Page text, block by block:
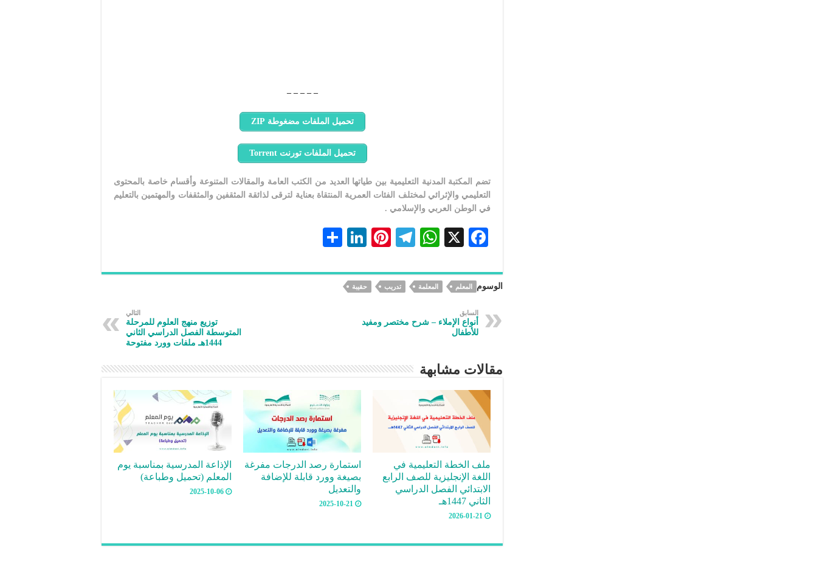
– – – – –
تحميل الملفات مضغوطة ZIP
تحميل الملفات تورنت Torrent
تضم المكتبة المدنية التعليمية بين طياتها العديد من الكتب العامة والمقالات المتنوعة وأقسام خاصة بالمحتوى
التعليمي والإثرائي لمختلف الفئات العمرية المنتقاة بعناية لترقى لذائقة المثقفين والمثقفات والمهتمين بالتعليم
في الوطن العربي والإسلامي .
F
eb
oo
k
X
W
at
s
A
p
Te
gr
a
Pi
er
es
t
Li
ke
dI
ar
الوسوم المعلم المعلمة تدريب حقيبة
السابق
أنواع الإملاء – شرح مختصر ومفيد
للأطفال
التالي
توزيع منهج العلوم للمرحلة
المتوسطة الفصل الدراسي الثاني
1444هـ ملفات وورد مفتوحة
مقالات مشابهة
ملف الخطة التعليمية في
اللغة الإنجليزية للصف الرابع
الابتدائي الفصل الدراسي
الثاني 1447هـ
2026-01-21
استمارة رصد الدرجات مفرغة
بصيغة وورد قابلة للإضافة
والتعديل
2025-10-21
الإذاعة المدرسية بمناسبة يوم
المعلم (تحميل وطباعة)
2025-10-06